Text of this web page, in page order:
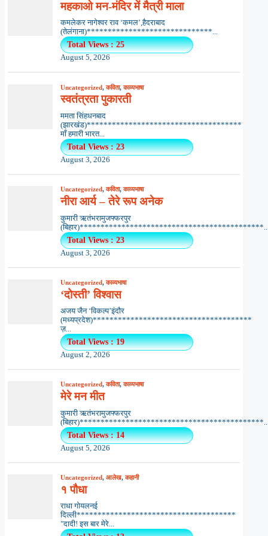
महकाओ मन-मंदिर में मैत्री माला
कमलेकर नागेश्वर राव ‘कमल’,हैदराबाद
(तेलंगाना)******************************...
Total Views : 25
August 5, 2026
Uncategorized,कविता,काव्यभाषा
स्वतंत्रता पुकारती
ममता सिंहधनबाद
(झारखंड)*************************************
माँ हमारी भारत...
Total Views : 23
August 3, 2026
Uncategorized,कविता,काव्यभाषा
नीरा आर्य – तेरे रूप अनेक
कुमारी ऋतंभरामुजफ्फरपुर
Total Views : 23
August 3, 2026
Uncategorized,काव्यभाषा
‘दोस्ती’ विश्वास
अजय जैन ‘विकल्प’इंदौर
(मध्यप्रदेश)**************************************
ज़...
Total Views : 19
August 2, 2026
Uncategorized,कविता,काव्यभाषा
मेरे मन मीत
कुमारी ऋतंभरामुजफ्फरपुर
Total Views : 14
August 5, 2026
Uncategorized, आलेख,कहानी
१ पौधा
राधा गोयलनई
दिल्ली**************************************
"दादी! इस बार मेरे...